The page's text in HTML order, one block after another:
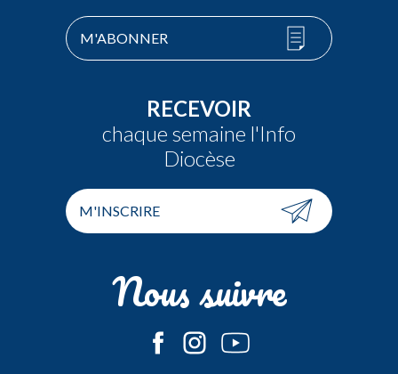
M'ABONNER
RECEVOIR
chaque semaine l'Info
Diocèse
M'INSCRIRE
Nous suivre